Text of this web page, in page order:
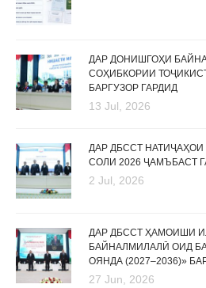
ДАР ДОНИШГОҲИ
СОҲИБКОРИИ
БАРГУЗОР ГАРДИД
13 Jul, 2026
ДАР ДБССТ
СОЛИ 2026 ҶАМЪБАСТ
2 Jul, 2026
ДАР ДБССТ ҲАМОИШИ
БАЙНАЛМИЛАЛӢ ОИД
ОЯНДА (2027–2036)»
27 Jun, 2026